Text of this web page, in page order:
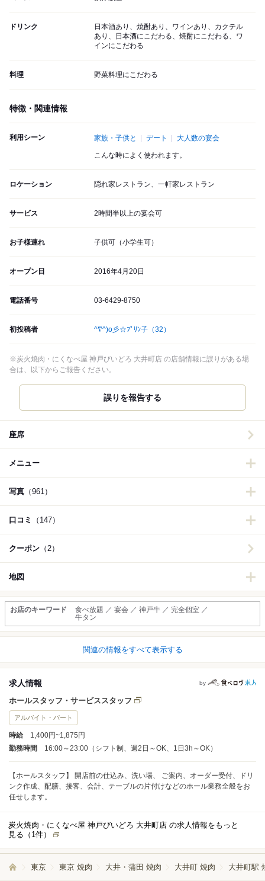
ドリンク
日本酒あり、焼酎あり、ワインあり、カクテル
あり、日本酒にこだわる、焼酎にこだわる、ワ
インにこだわる
料理 野菜料理にこだわる
特徴・関連情報
利用シーン 家族・子供と デート 大人数の宴会
こんな時によく使われます。
ロケーション 隠れ家レストラン、一軒家レストラン
サービス 2時間半以上の宴会可
お子様連れ 子供可（小学生可）
オープン日 2016年4月20日
電話番号 03-6429-8750
初投稿者 ^∇^)o彡☆ﾌﾟﾘﾝ子 （32）
※炭火焼肉・にくなべ屋 神戸びいどろ 大井町店 の店舗情報に誤りがある場
合は、以下からご報告ください。
誤りを報告する
座席
メニュー
写真 （961）
口コミ （147）
クーポン （2）
地図
お店のキーワード
食べ放題 ／ 宴会 ／ 神戸牛 ／ 完全個室 ／
牛タン
関連の情報をすべて表示する
求人情報 by
ホールスタッフ・サービススタッフ
アルバイト・パート
時給
1,400円~1,875円
勤務時間
16:00～23:00（シフト制、週2日～OK、1日3h～OK）
【ホールスタッフ】 開店前の仕込み、洗い場、 ご案内、オーダー受付、ドリ
ンク作成、配膳、接客、会計、テーブルの片付けなどのホール業務全般をお
任せします。
炭火焼肉・にくなべ屋 神戸びいどろ 大井町店 の求人情報をもっと
見る（ 1件）
東京 東京 焼肉 大井・蒲田 焼肉 大井町 焼肉 大井町駅